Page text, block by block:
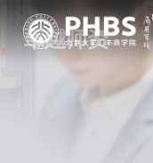
卓越师资